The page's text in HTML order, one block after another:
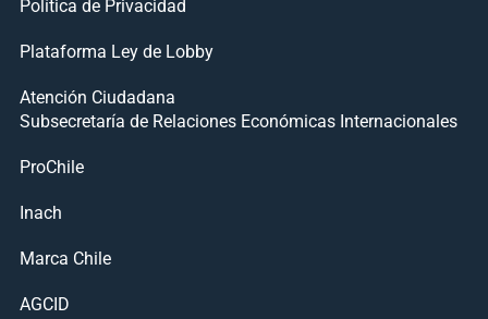
Política de Privacidad
Plataforma Ley de Lobby
Atención Ciudadana
Subsecretaría de Relaciones Económicas Internacionales
ProChile
Inach
Marca Chile
AGCID